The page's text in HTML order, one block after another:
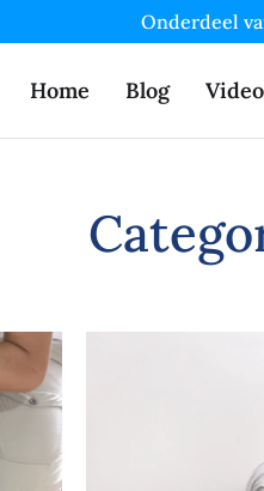
Onderdeel
Home Blog